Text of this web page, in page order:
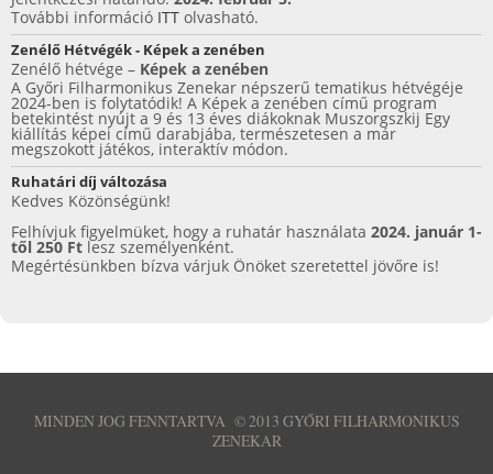
További információ ITT olvasható.
Zenélő Hétvégék - Képek a zenében
Zenélő hétvége – Képek a zenében
A Győri Filharmonikus Zenekar népszerű tematikus hétvégéje
2024-ben is folytatódik! A Képek a zenében című program
betekintést nyújt a 9 és 13 éves diákoknak Muszorgszkij Egy
kiállítás képei című darabjába, természetesen a már
megszokott játékos, interaktív módon.
Ruhatári díj változása
Kedves Közönségünk!
Felhívjuk figyelmüket, hogy a ruhatár használata 2024. január 1-
től 250 Ft lesz személyenként.
Megértésünkben bízva várjuk Önöket szeretettel jövőre is!
MINDEN JOG FENNTARTVA ©2013 GYŐRI FILHARMONIKUS
ZENEKAR